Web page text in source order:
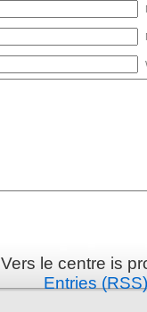
Vers le centre is
Entries (RSS)